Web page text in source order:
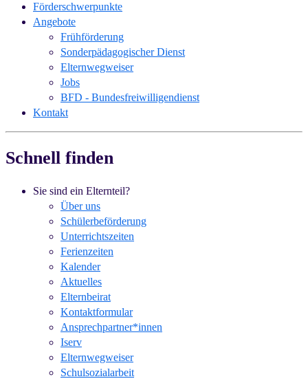
Förderschwerpunkte
Angebote
Frühförderung
Sonderpädagogischer Dienst
Elternwegweiser
Jobs
BFD - Bundesfreiwilligendienst
Kontakt
Schnell finden
Sie sind ein Elternteil?
Über uns
Schülerbeförderung
Unterrichtszeiten
Ferienzeiten
Kalender
Aktuelles
Elternbeirat
Kontaktformular
Ansprechpartner*innen
Iserv
Elternwegweiser
Schulsozialarbeit